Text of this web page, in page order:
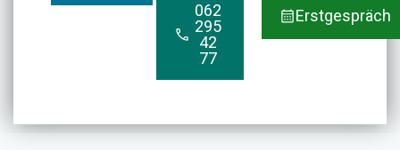
062
295
42
77
Erstgespräch